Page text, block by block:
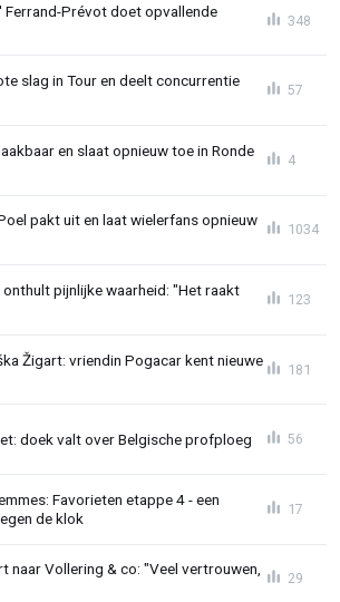
Ferrand-Prévot doet opvallende
348
slag in Tour en deelt concurrentie
57
en slaat opnieuw toe in Ronde
4
pakt uit en laat wielerfans opnieuw
1034
onthult pijnlijke waarheid: "Het raakt
123
Žigart: vriendin Pogacar kent nieuwe
181
doek valt over Belgische profploeg 56
Favorieten etappe 4 - een
de klok
17
naar Vollering & co: "Veel vertrouwen,
29